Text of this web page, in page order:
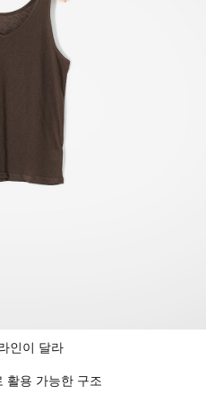
인이 달라
활용 가능한 구조